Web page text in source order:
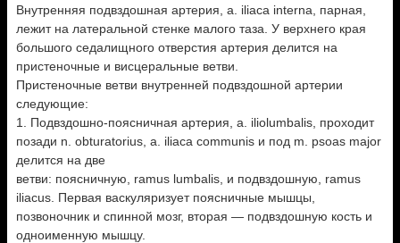
Внутренняя подвздошная артерия, a. iliaca interna, парная,
лежит на латеральной стенке малого таза. У верхнего края
большого седалищного отверстия артерия делится на
пристеночные и висцеральные ветви.
Пристеночные ветви внутренней подвздошной артерии
следующие:
1. Подвздошно-поясничная артерия, a. iliolumbalis, проходит
позади n. obturatorius, a. iliaca communis и под m. psoas major
делится на две
ветви: поясничную, ramus lumbalis, и подвздошную, ramus
iliacus. Первая васкуляризует поясничные мышцы,
позвоночник и спинной мозг, вторая — подвздошную кость и
одноименную мышцу.